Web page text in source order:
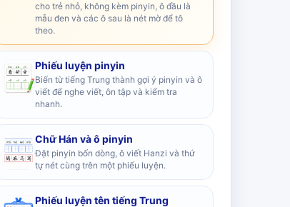
cho trẻ nhỏ, không kèm pinyin, ô đầu là
mẫu đen và các ô sau là nét mờ để tô
theo.
Phiếu luyện pinyin
Biến từ tiếng Trung thành gợi ý pinyin và ô
viết để nghe viết, ôn tập và kiểm tra
nhanh.
Chữ Hán và ô pinyin
Đặt pinyin bốn dòng, ô viết Hanzi và thứ
tự nét cùng trên một phiếu luyện.
Phiếu luyện tên tiếng Trung